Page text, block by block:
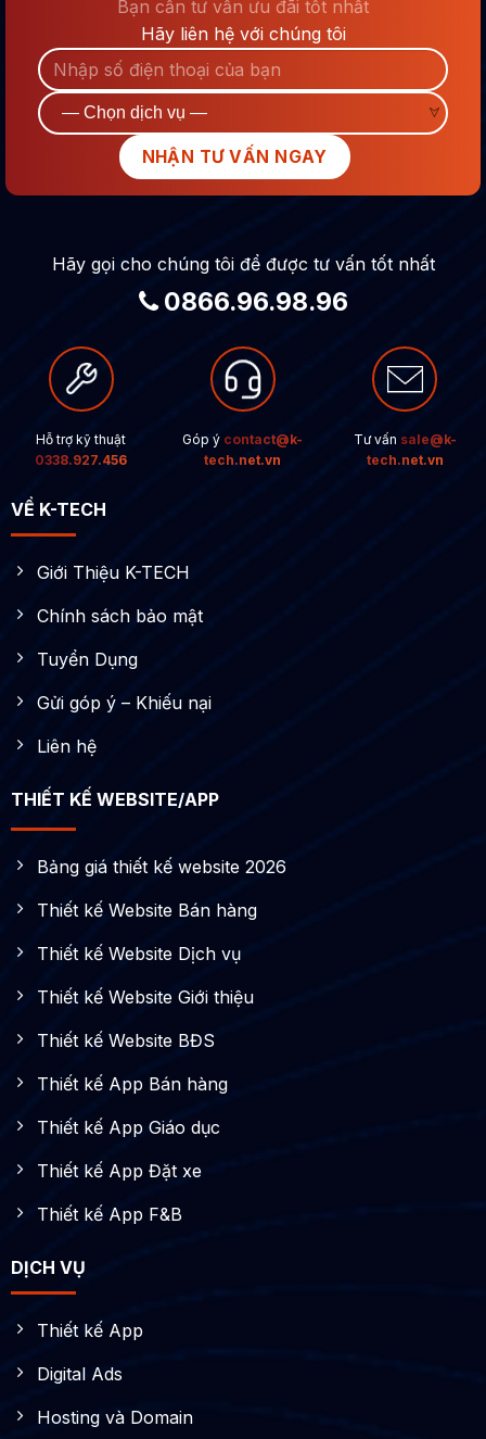
Bạn cần tư vấn ưu đãi tốt nhất
Hãy liên hệ với chúng tôi
Hãy gọi cho chúng tôi để được tư vấn tốt nhất
0866.96.98.96
Hỗ trợ kỹ thuật
0338.927.456
Góp ý contact@k-
tech.net.vn
Tư vấn sale@k-
tech.net.vn
VỀ K-TECH
Giới Thiệu K-TECH
Chính sách bảo mật
Tuyển Dụng
Gửi góp ý – Khiếu nại
Liên hệ
THIẾT KẾ WEBSITE/APP
Bảng giá thiết kế website 2026
Thiết kế Website Bán hàng
Thiết kế Website Dịch vụ
Thiết kế Website Giới thiệu
Thiết kế Website BĐS
Thiết kế App Bán hàng
Thiết kế App Giáo dục
Thiết kế App Đặt xe
Thiết kế App F&B
DỊCH VỤ
Thiết kế App
Digital Ads
Hosting và Domain